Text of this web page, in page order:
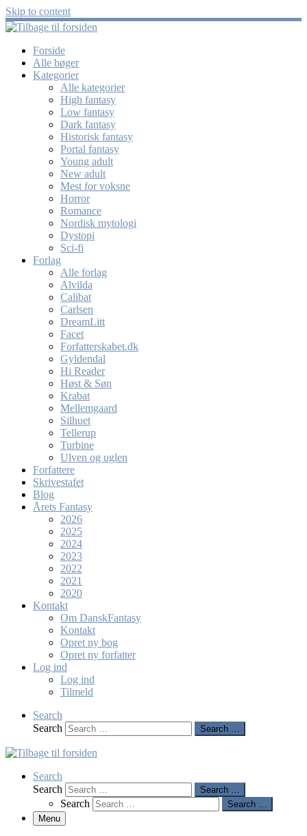
Skip to content
Forside
Alle bøger
Kategorier
Alle kategorier
High fantasy
Low fantasy
Dark fantasy
Historisk fantasy
Portal fantasy
Young adult
New adult
Mest for voksne
Horror
Romance
Nordisk mytologi
Dystopi
Sci-fi
Forlag
Alle forlag
Alvilda
Calibat
Carlsen
DreamLitt
Facet
Forfatterskabet.dk
Gyldendal
Hi Reader
Høst & Søn
Krabat
Mellemgaard
Silhuet
Tellerup
Turbine
Ulven og uglen
Forfattere
Skrivestafet
Blog
Årets Fantasy
2026
2025
2024
2023
2022
2021
2020
Kontakt
Om DanskFantasy
Kontakt
Opret ny bog
Opret ny forfatter
Log ind
Log ind
Tilmeld
Search
Search
Search …
Search
Search
Search …
Search
Search …
Menu